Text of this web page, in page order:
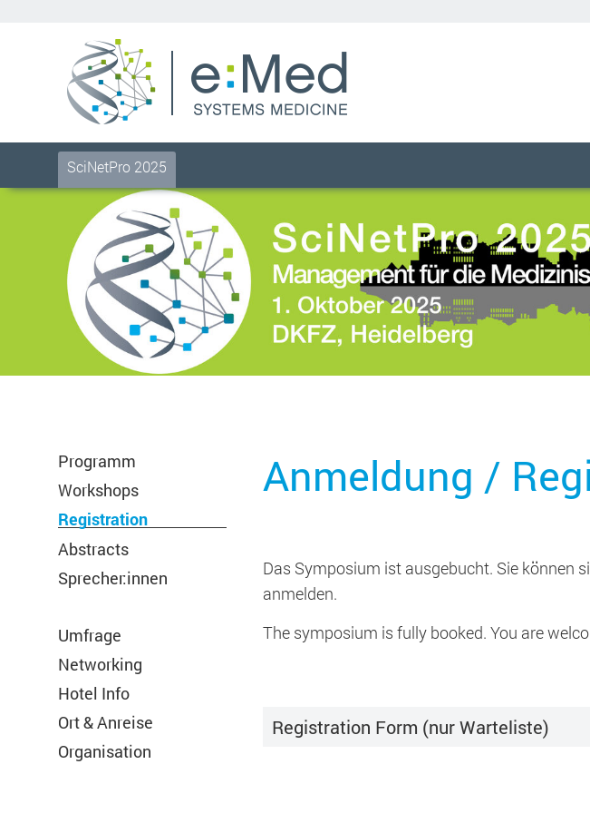
SciNetPro 2025
Programm
Workshops
Registration
Abstracts
Sprecher:innen
Umfrage
Networking
Hotel Info
Ort & Anreise
Organisation
Anmeldung /
Das Symposium ist ausgebucht. Sie können
anmelden.
The symposium is fully booked. You are
Registration Form (nur Warteliste)